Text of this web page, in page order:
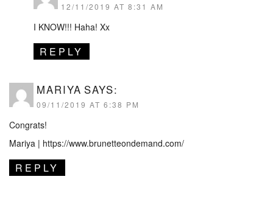
12/11/2019 AT 8:31 AM
I KNOW!!! Haha! Xx
REPLY
MARIYA SAYS:
09/11/2019 AT 6:38 PM
Congrats!
Mariya | https://www.brunetteondemand.com/
REPLY